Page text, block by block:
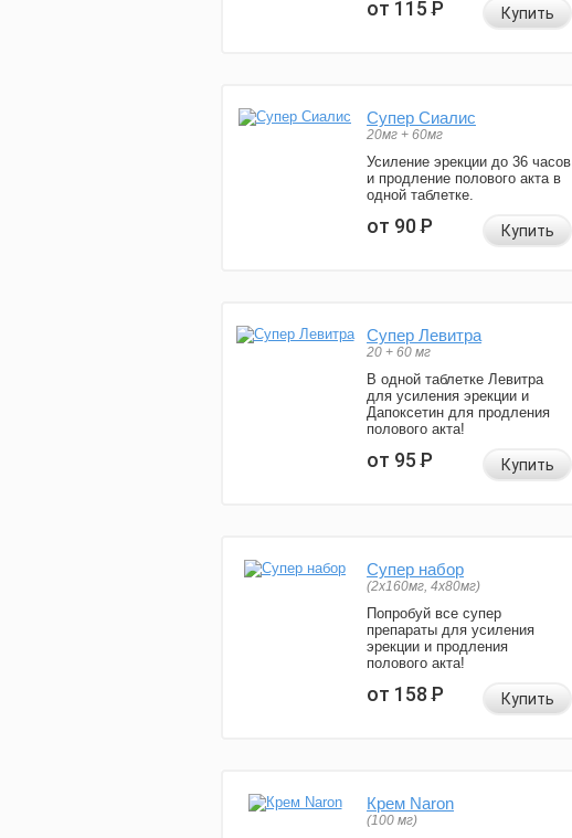
от 115Р Купить
Супер Сиалис
20мг + 60мг
Усиление эрекции до 36 часов
и продление полового акта в
одной таблетке.
от 90Р Купить
Супер Левитра
20 + 60 мг
В одной таблетке Левитра
для усиления эрекции и
Дапоксетин для продления
полового акта!
от 95Р Купить
Супер набор
(2х160мг, 4х80мг)
Попробуй все супер
препараты для усиления
эрекции и продления
полового акта!
от 158Р Купить
Крем Naron
(100 мг)